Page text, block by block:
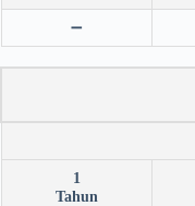
➖
1
Tahun